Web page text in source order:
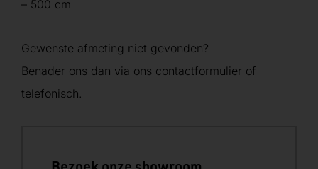
– 500 cm
Gewenste afmeting niet gevonden?
Benader ons dan via ons contactformulier of
telefonisch.